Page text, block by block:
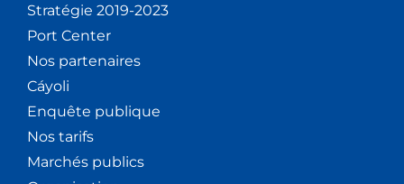
Stratégie 2019-2023
Port Center
Nos partenaires
Cáyoli
Enquête publique
Nos tarifs
Marchés publics